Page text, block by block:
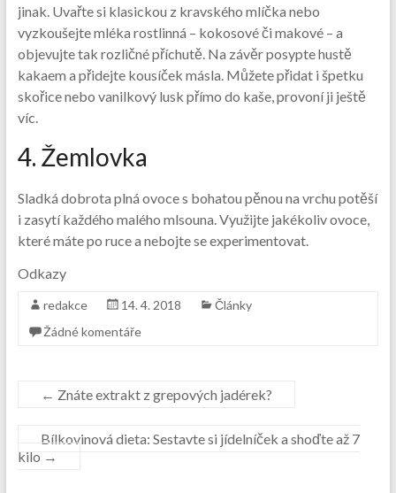
jinak. Uvařte si klasickou z kravského mlíčka nebo
vyzkoušejte mléka rostlinná – kokosové či makové – a
objevujte tak rozličné příchutě. Na závěr posypte hustě
kakaem a přidejte kousíček másla. Můžete přidat i špetku
skořice nebo vanilkový lusk přímo do kaše, provoní ji ještě
víc.
4. Žemlovka
Sladká dobrota plná ovoce s bohatou pěnou na vrchu potěší
i zasytí každého malého mlsouna. Využijte jakékoliv ovoce,
které máte po ruce a nebojte se experimentovat.
Odkazy
redakce 14. 4. 2018
Články
Žádné komentáře
← Znáte extrakt z grepových jadérek?
Bílkovinová dieta: Sestavte si jídelníček a shoďte až 7
kilo →